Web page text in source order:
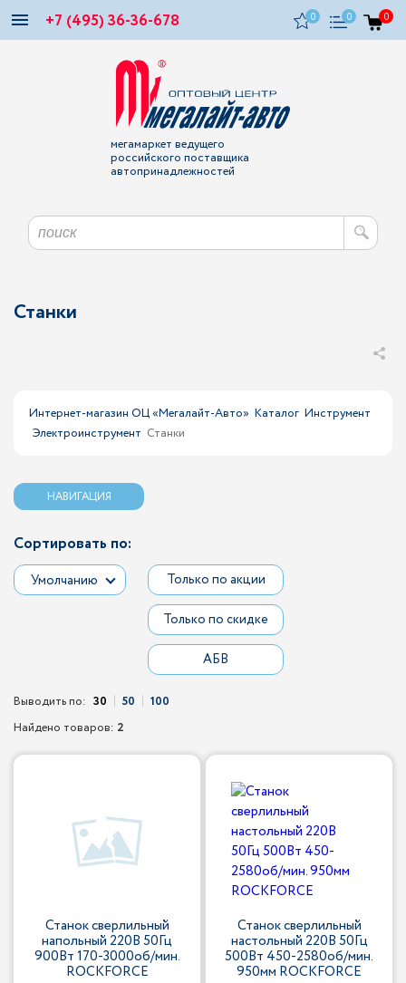
+7 (495) 36-36-678 0 0 0
мегамаркет ведущего
российского поставщика
автопринадлежностей
Станки
Интернет-магазин ОЦ «Мегалайт-Авто» Каталог Инструмент
Электроинструмент Станки
НАВИГАЦИЯ
Сортировать по:
Умолчанию Только по акции
Только по скидке
АБВ
Выводить по: 30 50
100
Найдено товаров: 2
Станок сверлильный
напольный 220В 50Гц
900Вт 170-3000об/мин.
ROCKFORCE
Станок сверлильный
настольный 220В 50Гц
500Вт 450-2580об/мин.
950мм ROCKFORCE